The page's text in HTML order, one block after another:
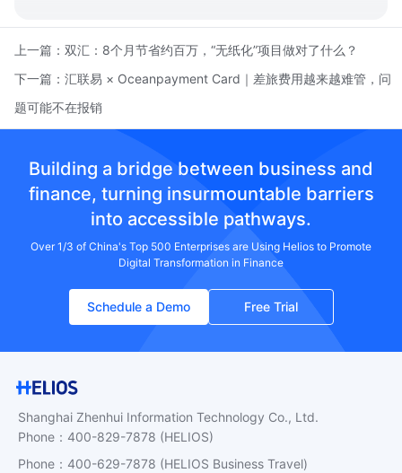
上一篇： 双汇：8个月节省约百万，“无纸化”项目做对了什么？
下一篇： 汇联易 × Oceanpayment Card｜差旅费用越来越难管，问
题可能不在报销
Building a bridge between business and
finance, turning insurmountable barriers
into accessible pathways.
Over 1/3 of China's Top 500 Enterprises are Using Helios to Promote
Digital Transformation in Finance
Schedule a Demo Free Trial
Shanghai Zhenhui Information Technology Co., Ltd.
Phone ： 400-829-7878 (HELIOS)
Phone ： 400-629-7878 (HELIOS Business Travel)